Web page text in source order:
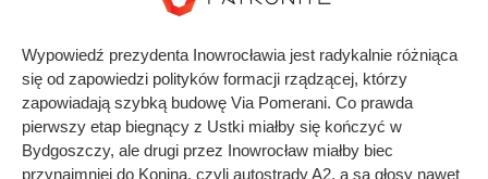
Wypowiedź prezydenta Inowrocławia jest radykalnie różniąca
się od zapowiedzi polityków formacji rządzącej, którzy
zapowiadają szybką budowę Via Pomerani. Co prawda
pierwszy etap biegnący z Ustki miałby się kończyć w
Bydgoszczy, ale drugi przez Inowrocław miałby biec
przynajmniej do Konina, czyli autostrady A2, a są głosy nawet